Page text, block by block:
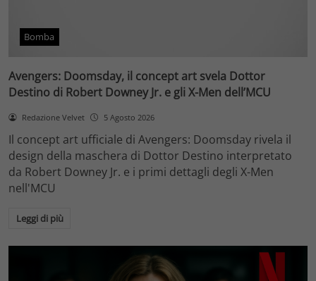
Bomba
Avengers: Doomsday, il concept art svela Dottor
Destino di Robert Downey Jr. e gli X-Men dell’MCU
Redazione Velvet 5 Agosto 2026
Il concept art ufficiale di Avengers: Doomsday rivela il
design della maschera di Dottor Destino interpretato
da Robert Downey Jr. e i primi dettagli degli X-Men
nell'MCU
Leggi di più